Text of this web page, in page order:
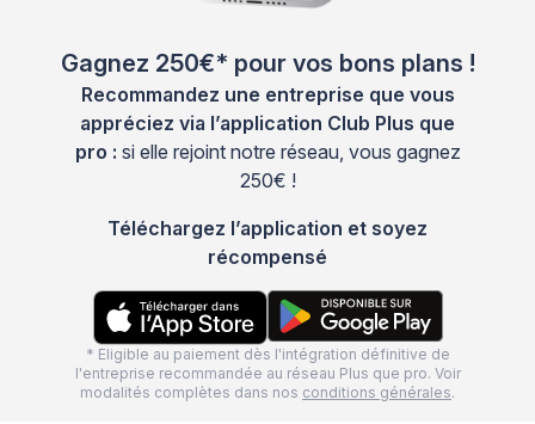
Gagnez 250€* pour vos bons plans !
Recommandez une entreprise que vous
appréciez via l’application Club Plus que
pro : si elle rejoint notre réseau, vous gagnez
250€ !
Téléchargez l’application et soyez
récompensé
* Eligible au paiement dès l'intégration définitive de
l'entreprise recommandée au réseau Plus que pro. Voir
modalités complètes dans nos conditions générales.